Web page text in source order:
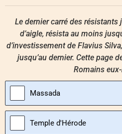
Le dernier carré des
d’aigle, résista au moins
d’investissement de Flavius
jusqu’au dernier. Cette page
Romains
Massada
Temple d'Hérode